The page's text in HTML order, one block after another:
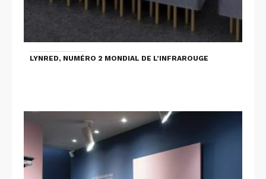
LYNRED, NUMÉRO 2 MONDIAL DE L’INFRAROUGE